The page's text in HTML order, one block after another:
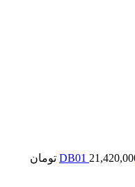
تومان